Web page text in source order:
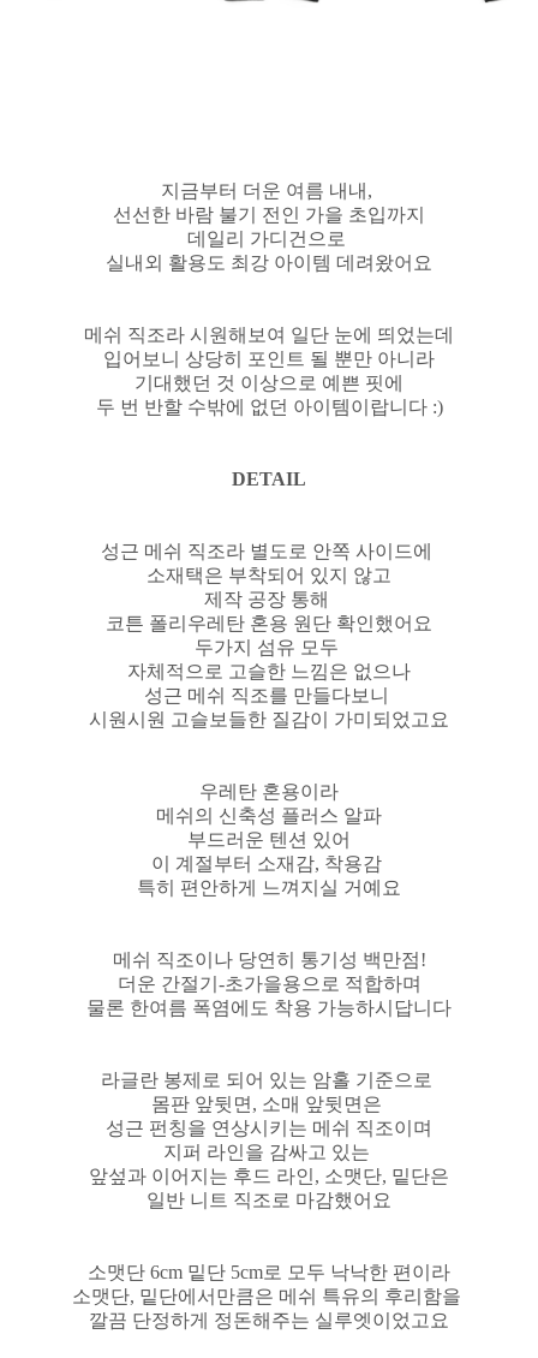
지금부터 더운 여름 내내,
선선한 바람 불기 전인 가을 초입까지
데일리 가디건으로
실내외 활용도 최강 아이템 데려왔어요
메쉬 직조라 시원해보여 일단 눈에 띄었는데
입어보니 상당히 포인트 될 뿐만 아니라
기대했던 것 이상으로 예쁜 핏에
두 번 반할 수밖에 없던 아이템이랍니다 :)
DETAIL
성근 메쉬 직조라 별도로 안쪽 사이드에
소재택은 부착되어 있지 않고
제작 공장 통해
코튼 폴리우레탄 혼용 원단 확인했어요
두가지 섬유 모두
자체적으로 고슬한 느낌은 없으나
성근 메쉬 직조를 만들다보니
시원시원 고슬보들한 질감이 가미되었고요
우레탄 혼용이라
메쉬의 신축성 플러스 알파
부드러운 텐션 있어
이 계절부터 소재감, 착용감
특히 편안하게 느껴지실 거예요
메쉬 직조이나 당연히 통기성 백만점!
더운 간절기-초가을용으로 적합하며
물론 한여름 폭염에도 착용 가능하시답니다
라글란 봉제로 되어 있는 암홀 기준으로
몸판 앞뒷면, 소매 앞뒷면은
성근 펀칭을 연상시키는 메쉬 직조이며
지퍼 라인을 감싸고 있는
앞섶과 이어지는 후드 라인, 소맷단, 밑단은
일반 니트 직조로 마감했어요
소맷단 6cm 밑단 5cm로 모두 낙낙한 편이라
소맷단, 밑단에서만큼은 메쉬 특유의 후리함을
깔끔 단정하게 정돈해주는 실루엣이었고요